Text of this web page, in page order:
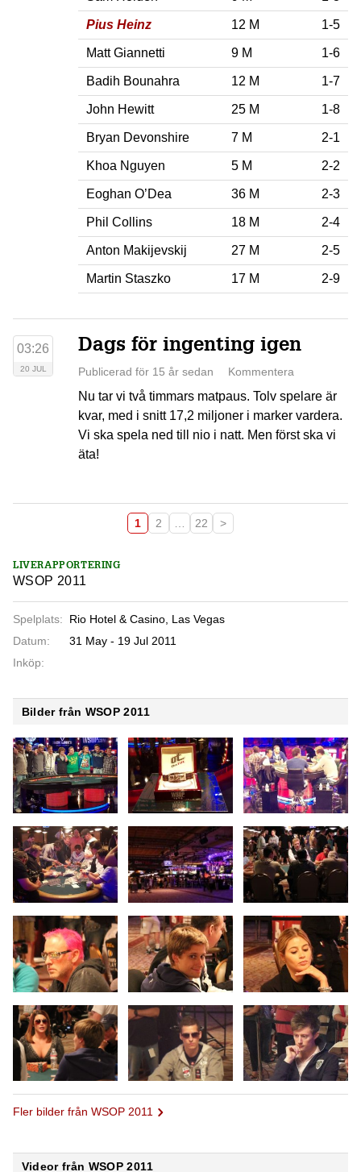
Pius Heinz 12 M 1-5
Matt Giannetti 9 M 1-6
Badih Bounahra 12 M 1-7
John Hewitt 25 M 1-8
Bryan Devonshire 7 M 2-1
Khoa Nguyen 5 M 2-2
Eoghan O’Dea 36 M 2-3
Phil Collins 18 M 2-4
Anton Makijevskij 27 M 2-5
Martin Staszko 17 M 2-9
03:26
20 JUL
Dags för ingenting igen
Publicerad för 15 år sedan Kommentera
Nu tar vi två timmars matpaus. Tolv spelare är
kvar, med i snitt 17,2 miljoner i marker vardera.
Vi ska spela ned till nio i natt. Men först ska vi
äta!
1 2 22 >
LIVERAPPORTERING
WSOP 2011
Spelplats:
Rio Hotel & Casino, Las Vegas
Datum:
31 May - 19 Jul 2011
Inköp:
Bilder från WSOP 2011
Fler bilder från WSOP 2011
Videor från WSOP 2011